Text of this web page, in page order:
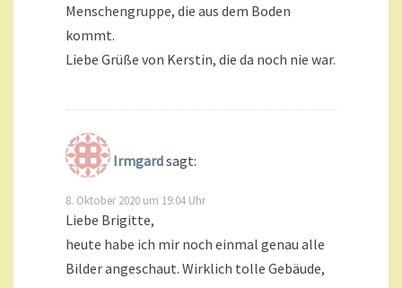
Menschengruppe, die aus dem Boden
kommt.
Liebe Grüße von Kerstin, die da noch nie war.
Irmgardsagt:
8. Oktober 2020 um 19:04 Uhr
Liebe Brigitte,
heute habe ich mir noch einmal genau alle
Bilder angeschaut. Wirklich tolle Gebäude,